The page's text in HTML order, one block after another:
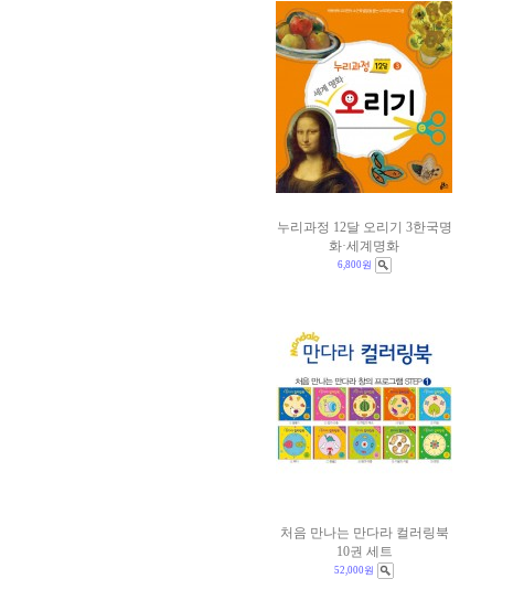
누리과정 12달 오리기 3한국명
화·세계명화
6,800원
처음 만나는 만다라 컬러링북
10권 세트
52,000원